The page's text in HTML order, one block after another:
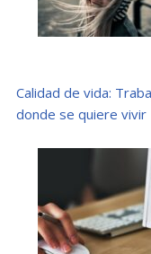
Calidad de vida:
donde se quiere vivir